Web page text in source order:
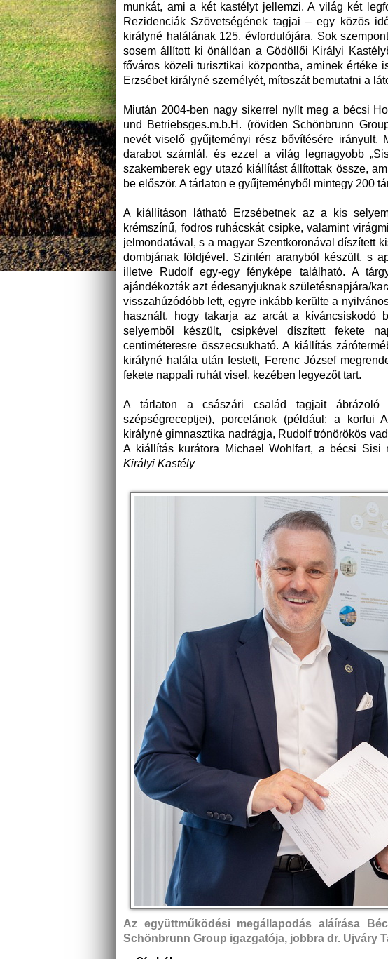
munkát, ami a két kastélyt jellemzi. A világ két
Rezidenciák Szövetségének tagjai – egy közös
királyné halálának 125. évfordulójára. Sok
sosem állított ki önállóan a Gödöllői Királyi
főváros közeli turisztikai központba, aminek értéke
Erzsébet királyné személyét, mítoszát bemutatni a
Miután 2004-ben nagy sikerrel nyílt meg a bécsi
und Betriebsges.m.b.H. (röviden Schönbrunn
nevét viselő gyűjteményi rész bővítésére
darabot számlál, és ezzel a világ legnagyobb
szakemberek egy utazó kiállítást állítottak össze,
be először. A tárlaton e gyűjteményből mintegy 200
A kiállításon látható Erzsébetnek az a kis
krémszínű, fodros ruhácskát csipke, valamint
jelmondatával, s a magyar Szentkoronával díszített
dombjának földjével. Szintén aranyból készült, s
illetve Rudolf egy-egy fényképe található. A
ajándékozták azt édesanyjuknak születésnapjára/
visszahúzódóbb lett, egyre inkább kerülte a
használt, hogy takarja az arcát a kíváncsiskodó
selyemből készült, csipkével díszített fekete
centiméteresre összecsukható. A kiállítás
királyné halála után festett, Ferenc József
fekete nappali ruhát visel, kezében legyezőt tart.
A tárlaton a császári család tagjait ábrázoló
szépségreceptjei), porcelánok (például: a korfui
királyné gimnasztika nadrágja, Rudolf trónörökös
A kiállítás kurátora Michael Wohlfart, a bécsi
Királyi Kastély
Az együttműködési megállapodás aláírása
Schönbrunn Group igazgatója, jobbra dr. Ujváry